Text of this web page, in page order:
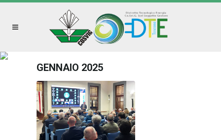
GENNAIO 2025